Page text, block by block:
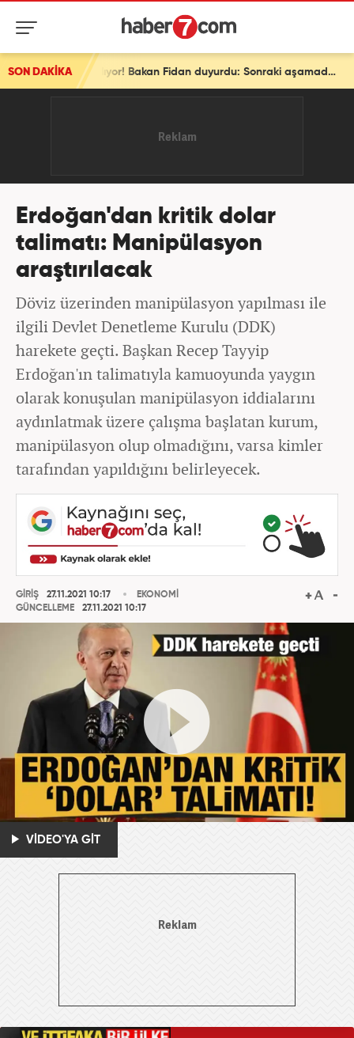
SON DAKİKA Son dakika: Ve bir ülke daha ittifaka katılıyor! Bakan Fidan duyurdu: Sonraki aşamada...
Erdoğan'dan kritik dolar
talimatı: Manipülasyon
araştırılacak
Döviz üzerinden manipülasyon yapılması ile
ilgili Devlet Denetleme Kurulu (DDK)
harekete geçti. Başkan Recep Tayyip
Erdoğan'ın talimatıyla kamuoyunda yaygın
olarak konuşulan manipülasyon iddialarını
aydınlatmak üzere çalışma başlatan kurum,
manipülasyon olup olmadığını, varsa kimler
tarafından yapıldığını belirleyecek.
GİRİŞ
27.11.2021 10:17
GÜNCELLEME
27.11.2021 10:17
EKONOMİ
VİDEO'YA GİT